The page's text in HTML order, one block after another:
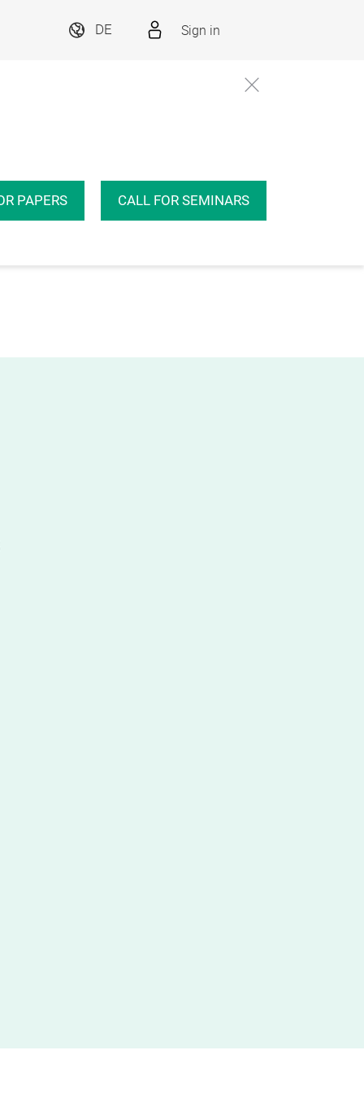
DE Sign in
PAPERS CALL FOR SEMINARS